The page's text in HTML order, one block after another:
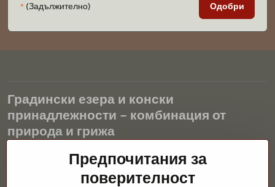
* (Задължително) Одобри
Градински езера и конски
принадлежности – комбинация от
природа и грижа
Градинските езера са красиво допълнение към всеки екстериор
и създават хармонична среда за релаксация и живот на водните
животни. Правилната технология, филтрацията и редовната
Предпочитания за
поверителност